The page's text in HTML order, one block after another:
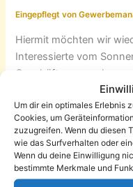
Um dir ein optimales Erlebnis
Cookies, um
zuzugreifen. Wenn du diesen
wie das Surfverhalten oder
Wenn du deine Einwilligung
bestimmte Merkmale und
Eingepflegt von
Hiermit möchten wir
Interessierte vom
Geschäft zu sprechen,
Stärkung des Umfelds
Gewerbe- und
können Netzwerke
Interessensvertretung
Sonnenberg.